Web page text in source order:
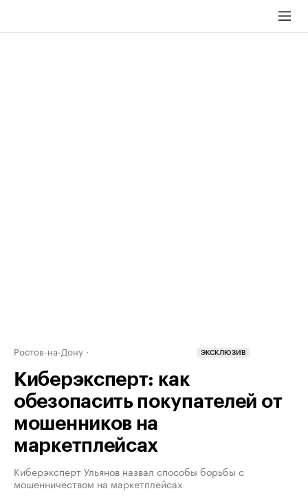
Ростов-на-Дону ЭКСКЛЮЗИВ
Киберэксперт: как
обезопасить покупателей от
мошенников на
маркетплейсах
Киберэксперт Ульянов назвал способы борьбы с
мошенничеством на маркетплейсах